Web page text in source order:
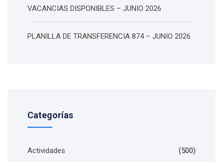
VACANCIAS DISPONIBLES – JUNIO 2026
PLANILLA DE TRANSFERENCIA 874 – JUNIO 2026
Categorías
Actividades (500)